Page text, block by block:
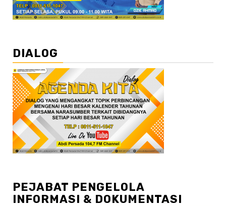
DIALOG
PEJABAT PENGELOLA
INFORMASI & DOKUMENTASI